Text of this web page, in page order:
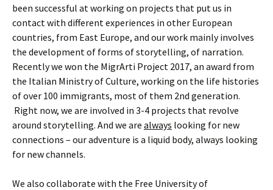
been successful at working on projects that put us in
contact with different experiences in other European
countries, from East Europe, and our work mainly involves
the development of forms of storytelling, of narration.
Recently we won the MigrArti Project 2017, an award from
the Italian Ministry of Culture, working on the life histories
of over 100 immigrants, most of them 2nd generation.
Right now, we are involved in 3-4 projects that revolve
around storytelling. And we are always looking for new
connections – our adventure is a liquid body, always looking
for new channels.
We also collaborate with the Free University of